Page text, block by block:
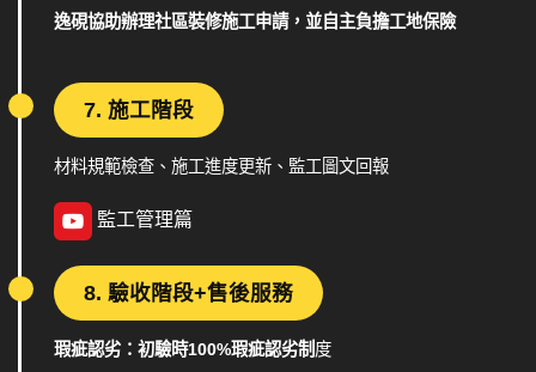
逸硯協助辦理社區裝修施工申請，並自主負擔工地保險
7. 施工階段
材料規範檢查、施工進度更新、監工圖文回報
監工管理篇
8. 驗收階段+售後服務
瑕疵認劣：初驗時100%瑕疵認劣制度